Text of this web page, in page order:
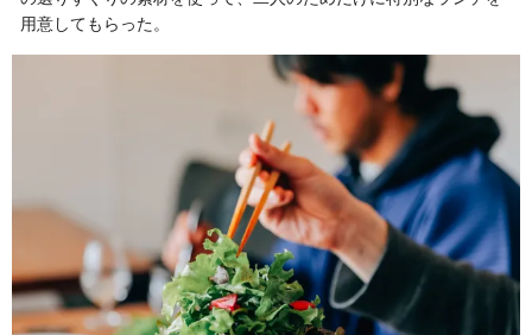
用意してもらった。